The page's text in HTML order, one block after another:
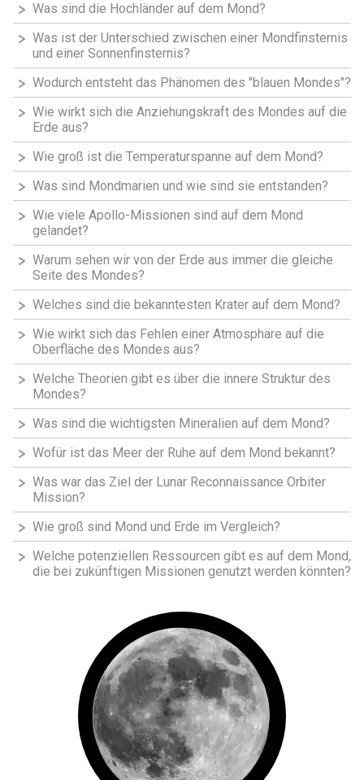
Was sind die Hochländer auf dem Mond?
Was ist der Unterschied zwischen einer Mondfinsternis
und einer Sonnenfinsternis?
Wodurch entsteht das Phänomen des "blauen Mondes"?
Wie wirkt sich die Anziehungskraft des Mondes auf die
Erde aus?
Wie groß ist die Temperaturspanne auf dem Mond?
Was sind Mondmarien und wie sind sie entstanden?
Wie viele Apollo-Missionen sind auf dem Mond
gelandet?
Warum sehen wir von der Erde aus immer die gleiche
Seite des Mondes?
Welches sind die bekanntesten Krater auf dem Mond?
Wie wirkt sich das Fehlen einer Atmosphäre auf die
Oberfläche des Mondes aus?
Welche Theorien gibt es über die innere Struktur des
Mondes?
Was sind die wichtigsten Mineralien auf dem Mond?
Wofür ist das Meer der Ruhe auf dem Mond bekannt?
Was war das Ziel der Lunar Reconnaissance Orbiter
Mission?
Wie groß sind Mond und Erde im Vergleich?
Welche potenziellen Ressourcen gibt es auf dem Mond,
die bei zukünftigen Missionen genutzt werden könnten?